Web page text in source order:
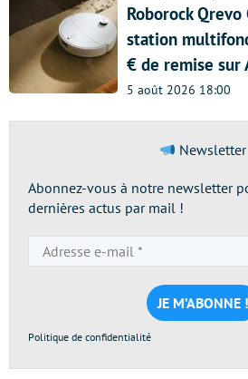
Roborock
station
€ de remise sur
5 août 2026 18:00
Newsletter
Abonnez-vous à notre newsletter
dernières actus par mail !
e-
mail
*
Politique de confidentialité